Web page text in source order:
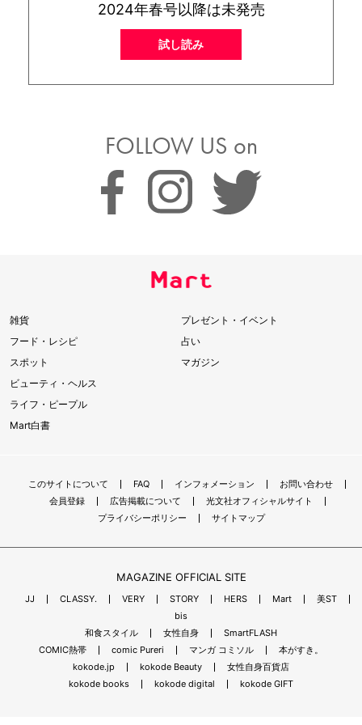
2024年春号以降は未発売
試し読み
FOLLOW US on
雑貨
フード・レシピ
スポット
ビューティ・ヘルス
ライフ・ピープル
Mart白書
プレゼント・イベント
占い
マガジン
このサイトについて FAQ インフォメーション
お問い合わせ
会員登録
広告掲載について
光文社オフィシャルサイト
プライバシーポリシー
サイトマップ
MAGAZINE OFFICIAL SITE
JJ CLASSY. VERY STORY HERS Mart
美ST
bis
和食スタイル
女性自身
SmartFLASH
COMIC熱帯
comic Pureri マンガ コミソル
本がすき。
kokode.jp
kokode Beauty
女性自身百貨店
kokode books
kokode digital kokode GIFT